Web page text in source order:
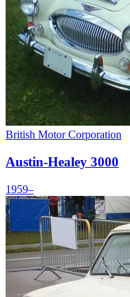
British Motor Corporation
Austin-Healey 3000
1959–